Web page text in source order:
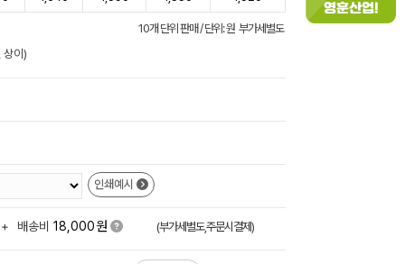
10개 단위 판매 / 단위: 원 부가세별도
이)
인쇄예시
+ 배송비 18,000원 (부가세별도,주문시결제)